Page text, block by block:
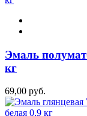
Эмаль
кг
69,00 руб.